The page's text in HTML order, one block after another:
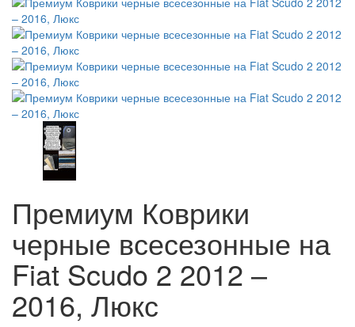
Премиум Коврики
черные всесезонные на
Fiat Scudo 2 2012 –
2016, Люкс